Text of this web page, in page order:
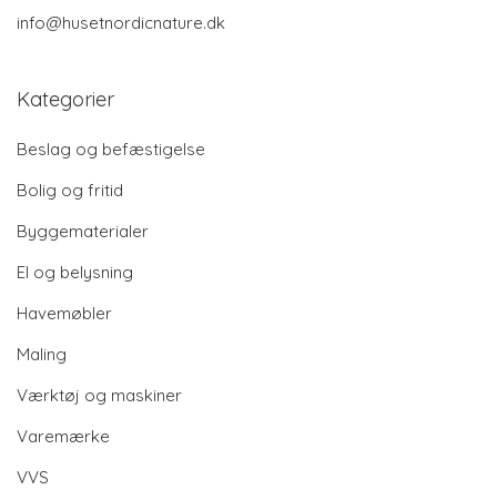
info@husetnordicnature.dk
Kategorier
Beslag og befæstigelse
Bolig og fritid
Byggematerialer
El og belysning
Havemøbler
Maling
Værktøj og maskiner
Varemærke
VVS